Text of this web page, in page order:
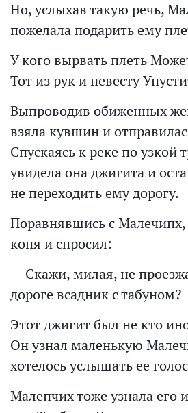
Но, услыхав такую речь,
пожелала подарить ему
У кого вырвать плеть
Тот из рук и невесту
Выпроводив обиженных
взяла кувшин и
Спускаясь к реке по узкой
увидела она джигита и
не переходить ему дорогу.
Поравнявшись с Малечипх,
коня и спросил:
— Скажи, милая, не
дороге всадник с табуном?
Этот джигит был не кто
Он узнал маленькую
хотелось услышать ее
Малепчих тоже узнала его